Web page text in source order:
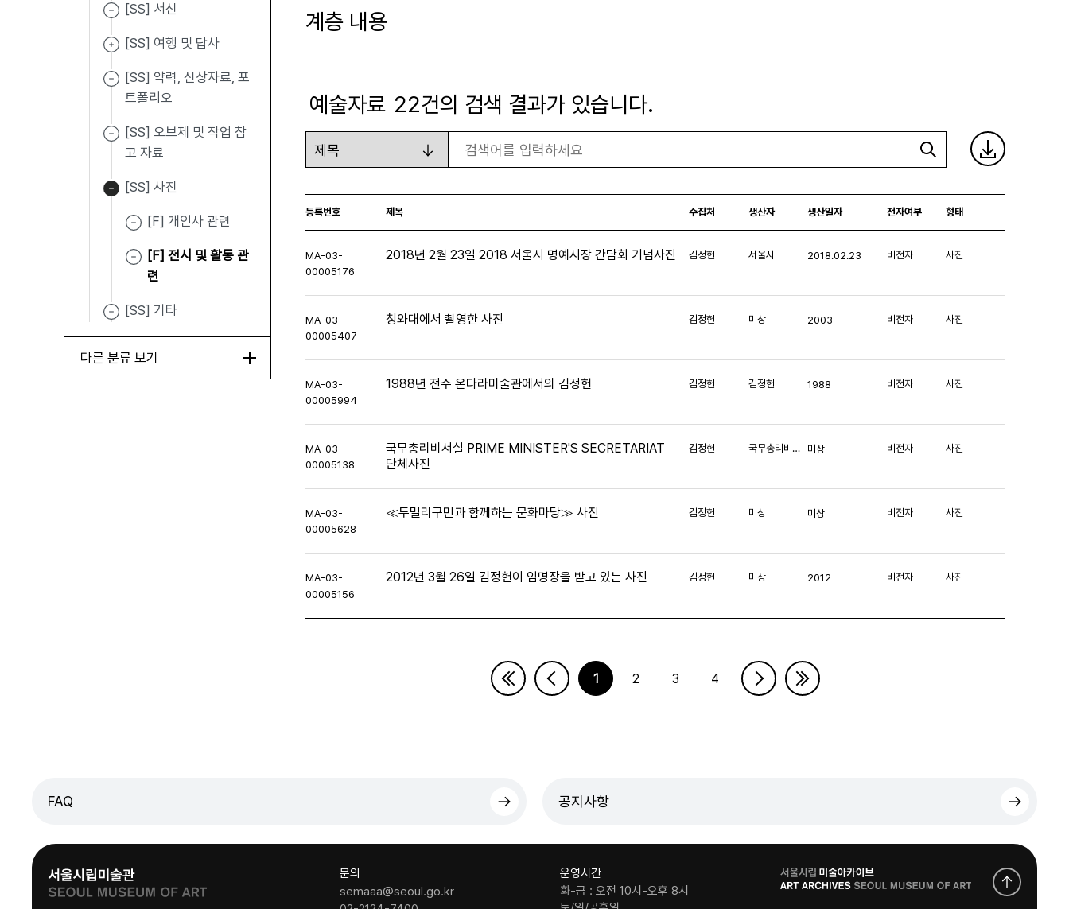
[SS] 서신
[SS] 여행 및 답사
[SS] 약력, 신상자료, 포
트폴리오
[SS] 오브제 및 작업 참
고 자료
[SS] 사진
[F] 개인사 관련
[F] 전시 및 활동 관
련
[SS] 기타
다른 분류 보기
계층 내용
예술자료 22건의 검색 결과가 있습니다.
검색
등록번호 제목 수집처 생산자 생산일자 전자여부 형태
MA-03-
00005176
2018년 2월 23일 2018 서울시 명예시장 간담회 기념사진 김정헌 서울시 2018.02.23 비전자 사진
MA-03-
00005407
청와대에서 촬영한 사진 김정헌 미상 2003 비전자 사진
MA-03-
00005994
1988년 전주 온다라미술관에서의 김정헌 김정헌 김정헌 1988 비전자 사진
MA-03-
00005138
국무총리비서실 PRIME MINISTER'S SECRETARIAT
단체사진
김정헌 국무총리비서실 미상 비전자 사진
MA-03-
00005628
≪두밀리구민과 함께하는 문화마당≫ 사진 김정헌 미상 미상 비전자 사진
MA-03-
00005156
2012년 3월 26일 김정헌이 임명장을 받고 있는 사진 김정헌 미상 2012 비전자 사진
1 2 3 4
FAQ 공지사항
문의
semaaa@seoul.go.kr
운영시간
화-금 : 오전 10시-오후 8시
로
고